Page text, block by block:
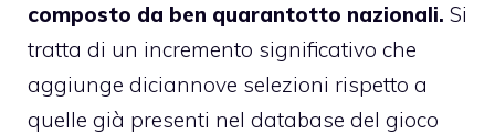
composto da ben quarantotto nazionali. Si
tratta di un incremento significativo che
aggiunge diciannove selezioni rispetto a
quelle già presenti nel database del gioco